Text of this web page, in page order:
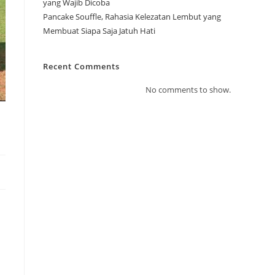
yang Wajib Dicoba
Pancake Souffle, Rahasia Kelezatan Lembut yang
Membuat Siapa Saja Jatuh Hati
Recent Comments
No comments to show.